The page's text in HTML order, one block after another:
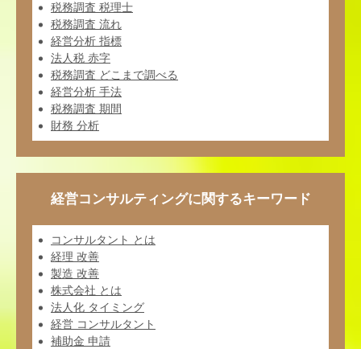
税務調査 税理士
税務調査 流れ
経営分析 指標
法人税 赤字
税務調査 どこまで調べる
経営分析 手法
税務調査 期間
財務 分析
経営コンサルティングに関するキーワード
コンサルタント とは
経理 改善
製造 改善
株式会社 とは
法人化 タイミング
経営 コンサルタント
補助金 申請